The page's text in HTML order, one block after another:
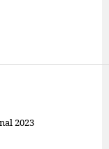
2023